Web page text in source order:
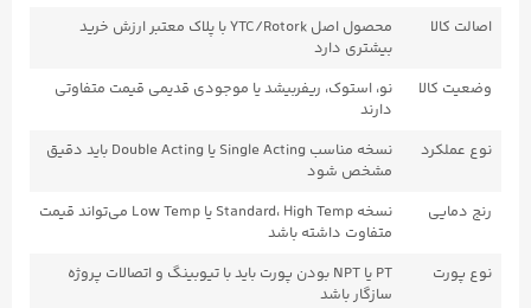
اصالت کالا
محصول اصل YTC/Rotork با پلاک معتبر ارزش خرید
بیشتری دارد
وضعیت کالا
نو، استوک، ریفربیشد یا موجودی قدیمی قیمت متفاوتی
دارند
نوع عملکرد
نسخه مناسب Single Acting یا Double Acting باید دقیق
مشخص شود
رنج دمایی
نسخه Standard، High Temp یا Low Temp می‌تواند قیمت
متفاوت داشته باشد
نوع پورت
PT یا NPT بودن پورت باید با تیوبینگ و اتصالات پروژه
سازگار باشد